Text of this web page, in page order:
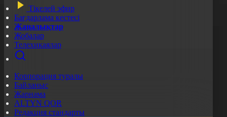
Тікелей эфир
Бағдарлама кестесі
Жаңалықтар
Жобалар
Телехикаялар
Корпорация туралы
Байланыс
Жарнама
ALTYN QOR
Редакция стандарты